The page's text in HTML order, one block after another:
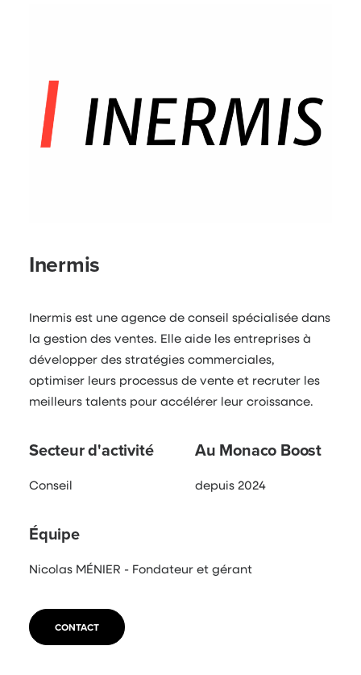
Inermis
Inermis est une agence de conseil spécialisée dans
la gestion des ventes. Elle aide les entreprises à
développer des stratégies commerciales,
optimiser leurs processus de vente et recruter les
meilleurs talents pour accélérer leur croissance.
Secteur d'activité
Conseil
Au Monaco Boost
depuis 2024
Équipe
Nicolas MÉNIER - Fondateur et gérant
CONTACT